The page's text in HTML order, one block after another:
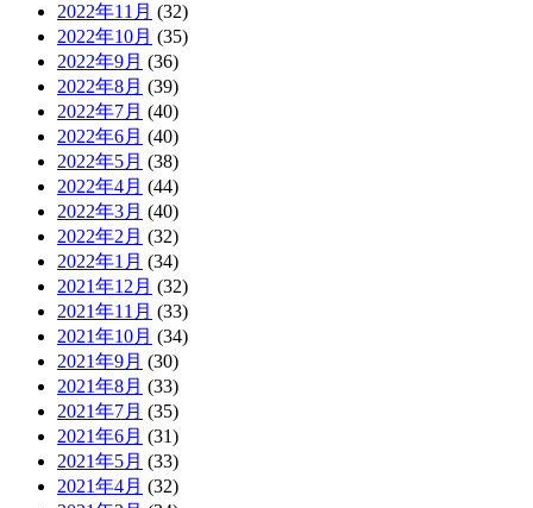
2022年11月 (32)
2022年10月 (35)
2022年9月 (36)
2022年8月 (39)
2022年7月 (40)
2022年6月 (40)
2022年5月 (38)
2022年4月 (44)
2022年3月 (40)
2022年2月 (32)
2022年1月 (34)
2021年12月 (32)
2021年11月 (33)
2021年10月 (34)
2021年9月 (30)
2021年8月 (33)
2021年7月 (35)
2021年6月 (31)
2021年5月 (33)
2021年4月 (32)